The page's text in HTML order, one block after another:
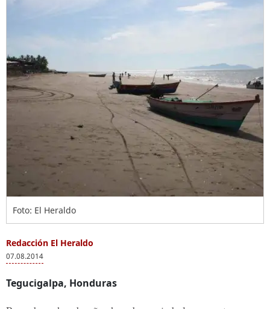
Foto: El Heraldo
Redacción El Heraldo
07.08.2014
Tegucigalpa, Honduras